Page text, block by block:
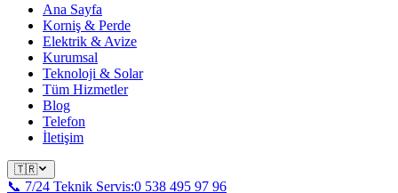
Ana Sayfa
Korniş & Perde
Elektrik & Avize
Kurumsal
Teknoloji & Solar
Tüm Hizmetler
Blog
Telefon
İletişim
🇹🇷
📞 7/24 Teknik Servis:0 538 495 97 96